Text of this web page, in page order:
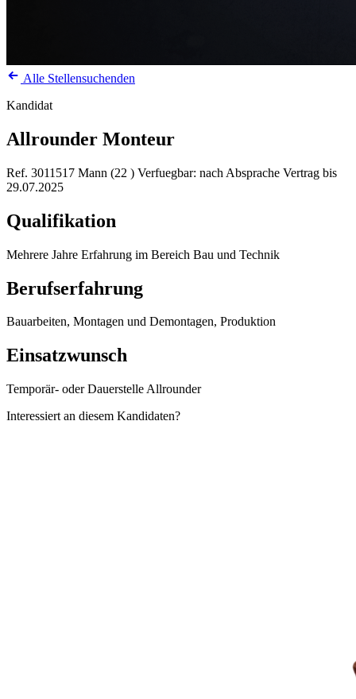
Alle Stellensuchenden
Kandidat
Allrounder Monteur
Ref. 3011517 Mann (22 ) Verfuegbar: nach Absprache Vertrag bis
29.07.2025
Qualifikation
Mehrere Jahre Erfahrung im Bereich Bau und Technik
Berufserfahrung
Bauarbeiten, Montagen und Demontagen, Produktion
Einsatzwunsch
Temporär- oder Dauerstelle Allrounder
Interessiert an diesem Kandidaten?